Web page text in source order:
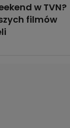
w TVN?
filmów